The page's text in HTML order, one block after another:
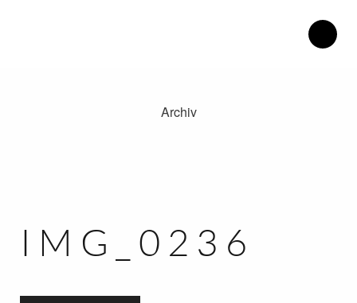
Therapiezentrum Herdweg.
Kontakt.
Archiv
IMG_0236